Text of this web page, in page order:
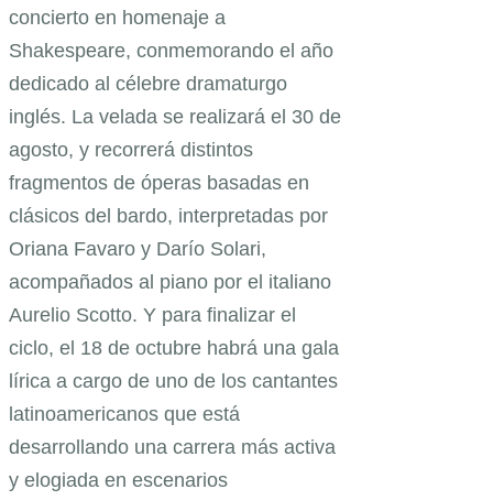
concierto en homenaje a
Shakespeare, conmemorando el año
dedicado al célebre dramaturgo
inglés. La velada se realizará el 30 de
agosto, y recorrerá distintos
fragmentos de óperas basadas en
clásicos del bardo, interpretadas por
Oriana Favaro y Darío Solari,
acompañados al piano por el italiano
Aurelio Scotto. Y para finalizar el
ciclo, el 18 de octubre habrá una gala
lírica a cargo de uno de los cantantes
latinoamericanos que está
desarrollando una carrera más activa
y elogiada en escenarios